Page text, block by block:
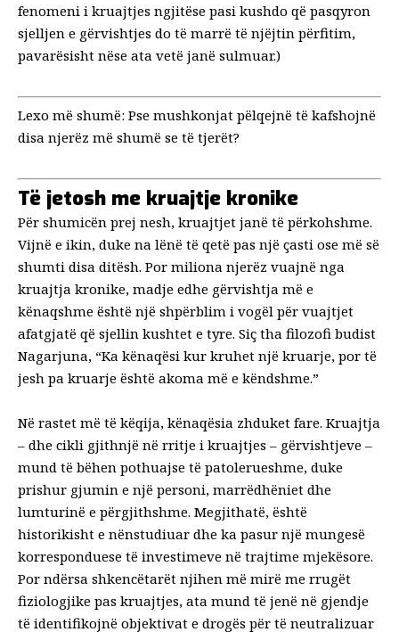
fenomeni i kruajtjes ngjitëse pasi kushdo që pasqyron
sjelljen e gërvishtjes do të marrë të njëjtin përfitim,
pavarësisht nëse ata vetë janë sulmuar.)
Lexo më shumë: Pse mushkonjat pëlqejnë të kafshojnë
disa njerëz më shumë se të tjerët?
Të jetosh me kruajtje kronike
Për shumicën prej nesh, kruajtjet janë të përkohshme.
Vijnë e ikin, duke na lënë të qetë pas një çasti ose më së
shumti disa ditësh. Por miliona njerëz vuajnë nga
kruajtja kronike, madje edhe gërvishtja më e
kënaqshme është një shpërblim i vogël për vuajtjet
afatgjatë që sjellin kushtet e tyre. Siç tha filozofi budist
Nagarjuna, “Ka kënaqësi kur kruhet një kruarje, por të
jesh pa kruarje është akoma më e këndshme.”
Në rastet më të këqija, kënaqësia zhduket fare. Kruajtja
– dhe cikli gjithnjë në rritje i kruajtjes – gërvishtjeve –
mund të bëhen pothuajse të patolerueshme, duke
prishur gjumin e një personi, marrëdhëniet dhe
lumturinë e përgjithshme. Megjithatë, është
historikisht e nënstudiuar dhe ka pasur një mungesë
korresponduese të investimeve në trajtime mjekësore.
Por ndërsa shkencëtarët njihen më mirë me rrugët
fiziologjike pas kruajtjes, ata mund të jenë në gjendje
të identifikojnë objektivat e drogës për të neutralizuar